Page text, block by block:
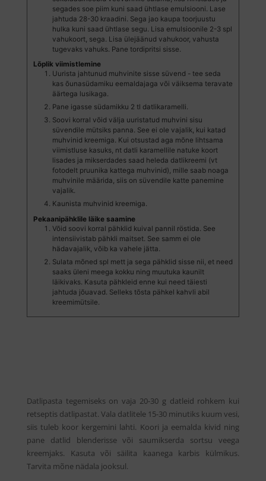
segades soe piim kuni saad ühtlase emulsiooni. Lase
jahtuda 28-30 kraadini. Sega jao kaupa toorjuustu
hulka kuni saad ühtlase segu. Lisa emulsioonile 2-3 spl
vahukoort, sega. Lisa ülejäänud vahukoor, vahusta
tugevaks vahuks. Pane tordipritsi sisse.
Lõplik viimistlemine
Uurista jahtunud muhvinite sisse süvend - tee seda
kas õunasüdamiku eemaldajaga või väiksema teravate
äärtega lusikaga.
Pane igasse südamikku 2 tl datlikaramelli.
Soovi korral võid välja uuristatud muhvini sisu
süvendile mütsiks panna. See ei ole vajalik, kui katad
muhvinid kreemiga. Kui otsustad aga mõne lihtsama
viimistluse kasuks, nt datli karamellile natuke koort
lisades ja mikserdades saad heleda datlikreemi (vt
fotodelt pruunika kattega muhvinid), mille saab noaga
muhvinile määrida, siis on süvendile katte panemine
vajalik.
Kaunista muhvinid kreemiga.
Pekaanipähklile läike saamine
Võid soovi korral pähklid kuival pannil röstida. See
intensiivistab pähkli maitset. See samm ei ole
hädavajalik, võib ka vahele jätta.
Sulata mõned spl mett ja sega pähklid sisse nii, et need
saaks üleni meega kokku ning muutuka kaunilt
läikivaks. Kasuta pähkleid enne kui need täiesti
jahtuda jõuavad. Selleks tõsta pähkel kahvli abil
kreemimütsile.
Datlipasta tegemiseks on vaja 20-30 g datleid rohkem kui
retseptis datlipastat. Vala datlitele 15-30 minutiks kuum vesi,
siis tuleb koor kergemini lahti. Koori ja eemalda kivid ning
pane datlid blenderisse või saumikserda sortsu veega
kreemjaks. Kasuta või säilita kaanega karbis külmikus.
Tarvita mõne nädala jooksul.